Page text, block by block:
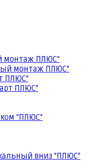
монтаж ПЛЮС"
монтаж ПЛЮС"
ПЛЮС"
ПЛЮС"
"ПЛЮС"
вниз "ПЛЮС"